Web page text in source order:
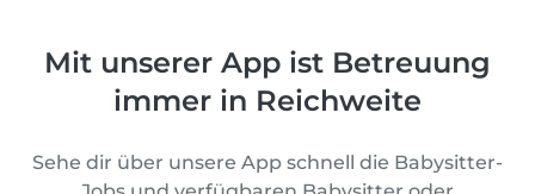
Mit unserer App ist Betreuung
immer in Reichweite
Sehe dir über unsere App schnell die Babysitter-